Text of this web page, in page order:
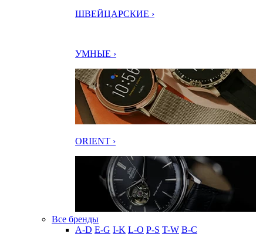
ШВЕЙЦАРСКИЕ ›
УМНЫЕ ›
ORIENT ›
Все бренды
A-D E-G I-K L-O P-S T-W В-С